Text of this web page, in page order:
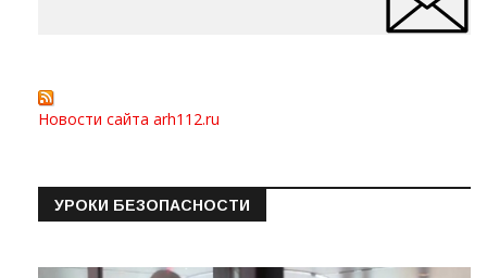
Новости сайта arh112.ru
УРОКИ БЕЗОПАСНОСТИ